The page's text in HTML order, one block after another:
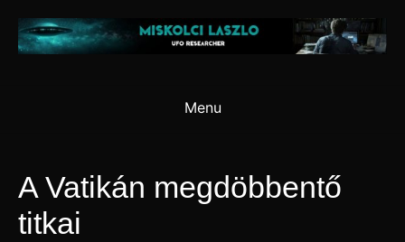
content
Menu
A Vatikán megdöbbentő
titkai